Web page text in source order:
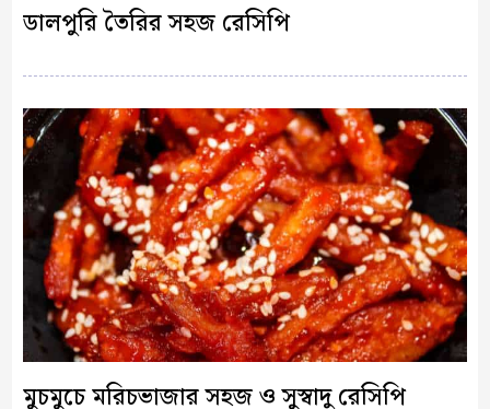
ডালপুরি তৈরির সহজ রেসিপি
মুচমুচে মরিচভাজার সহজ ও সুস্বাদু রেসিপি